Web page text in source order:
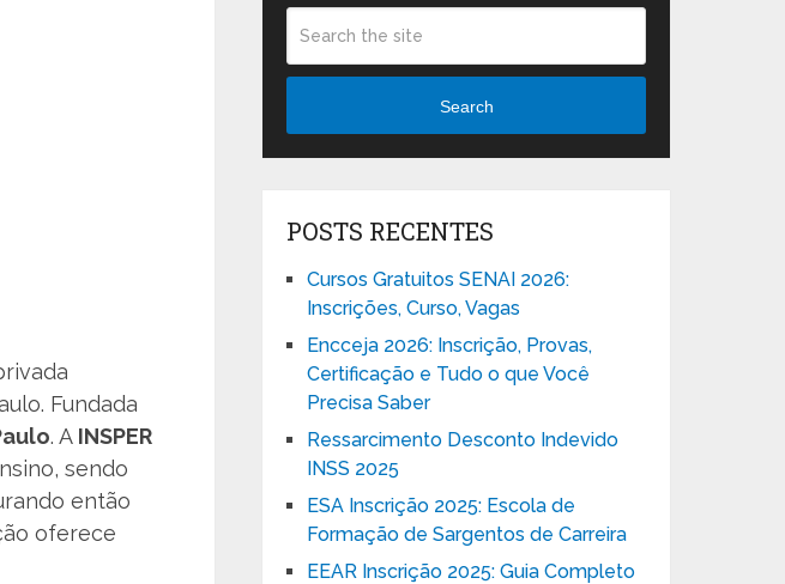
Fundada
. A INSPER
sendo
então
oferece
Search
POSTS RECENTES
Cursos Gratuitos SENAI 2026:
Inscrições, Curso, Vagas
Encceja 2026: Inscrição, Provas,
Certificação e Tudo o que Você
Precisa Saber
Ressarcimento Desconto Indevido
INSS 2025
ESA Inscrição 2025: Escola de
Formação de Sargentos de Carreira
EEAR Inscrição 2025: Guia Completo